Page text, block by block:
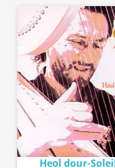
Heol dour-